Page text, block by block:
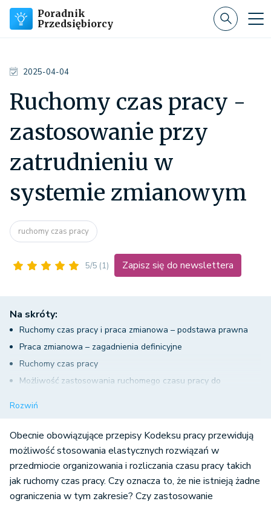
Poradnik
Przedsiębiorcy
2025-04-04
Ruchomy czas pracy -
zastosowanie przy
zatrudnieniu w
systemie zmianowym
ruchomy czas pracy
5/5 (1) Zapisz się do newslettera
Na skróty:
Ruchomy czas pracy i praca zmianowa – podstawa prawna
Praca zmianowa – zagadnienia definicyjne
Ruchomy czas pracy
Możliwość zastosowania ruchomego czasu pracy do
systemie zmianowym – podsumowanie
Rozwiń
Obecnie obowiązujące przepisy Kodeksu pracy przewidują
możliwość stosowania elastycznych rozwiązań w
przedmiocie organizowania i rozliczania czasu pracy takich
jak ruchomy czas pracy. Czy oznacza to, że nie istnieją żadne
ograniczenia w tym zakresie? Czy zastosowanie